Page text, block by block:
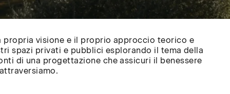
propria visione e il proprio approccio teorico e
spazi privati e pubblici esplorando il tema della
di una progettazione che assicuri il benessere
✕CHIUDI
/
CLOSE
un